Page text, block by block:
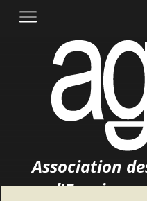
Association